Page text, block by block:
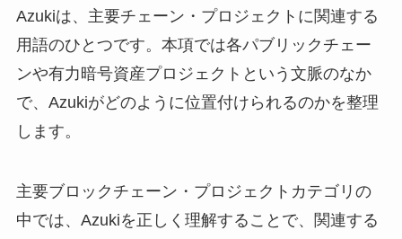
Azukiは、主要チェーン・プロジェクトに関連する
用語のひとつです。本項では各パブリックチェー
ンや有力暗号資産プロジェクトという文脈のなか
で、Azukiがどのように位置付けられるのかを整理
します。
主要ブロックチェーン・プロジェクトカテゴリの
中では、Azukiを正しく理解することで、関連する